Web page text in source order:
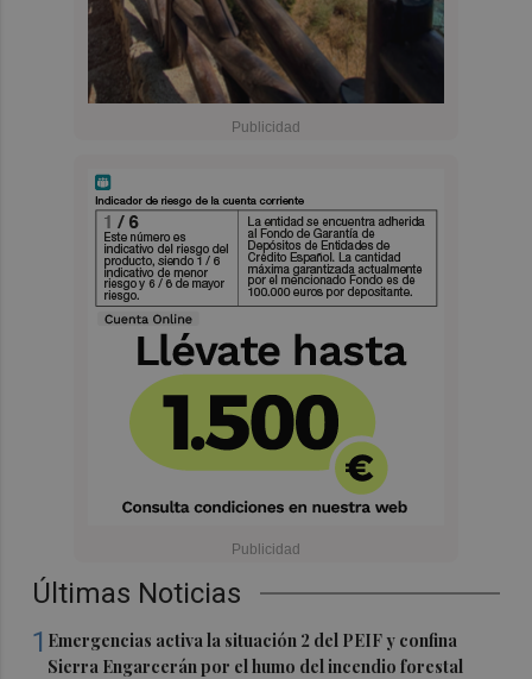
Últimas Noticias
1 Emergencias activa la situación 2 del PEIF y confina
Sierra Engarcerán por el humo del incendio forestal